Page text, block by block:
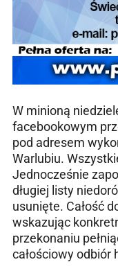
W minioną
facebookowym
pod adresem
Warlubiu.
Jednocześnie
długiej listy
usunięte. Całość
wskazując
przekonaniu
całościowy odbiór